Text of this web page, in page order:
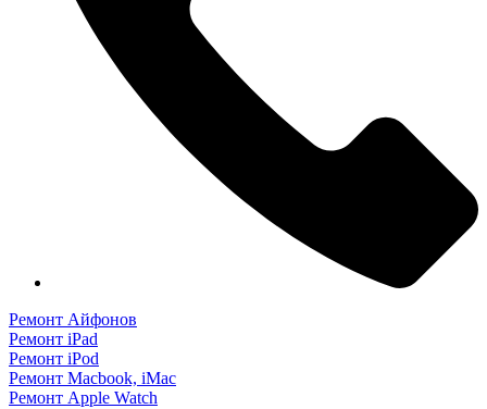
Ремонт Айфонов
Ремонт iPad
Ремонт iPod
Ремонт Macbook, iMac
Ремонт Apple Watch